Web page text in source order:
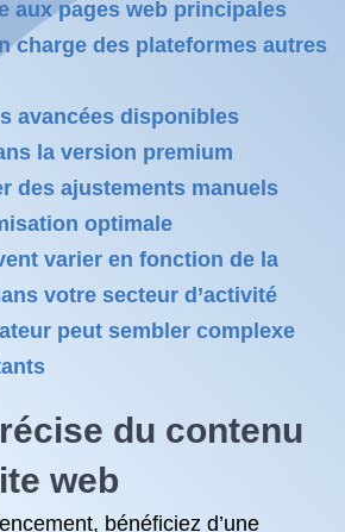
aux pages web principales
charge des plateformes autres
avancées disponibles
la version premium
des ajustements manuels
optimale
varier en fonction de la
votre secteur d’activité
peut sembler complexe
du contenu
web
bénéficiez d’une